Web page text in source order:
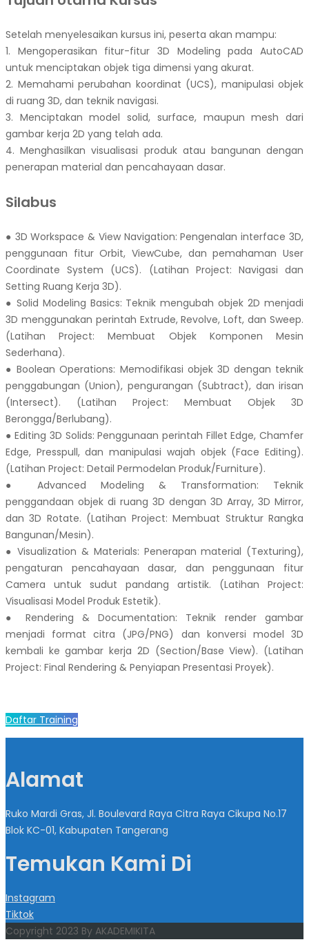
Setelah menyelesaikan kursus ini, peserta akan mampu:
1. Mengoperasikan fitur-fitur 3D Modeling pada AutoCAD
untuk menciptakan objek tiga dimensi yang akurat.
2. Memahami perubahan koordinat (UCS), manipulasi objek
di ruang 3D, dan teknik navigasi.
3. Menciptakan model solid, surface, maupun mesh dari
gambar kerja 2D yang telah ada.
4. Menghasilkan visualisasi produk atau bangunan dengan
penerapan material dan pencahayaan dasar.
Silabus
● 3D Workspace & View Navigation: Pengenalan interface 3D,
penggunaan fitur Orbit, ViewCube, dan pemahaman User
Coordinate System (UCS). (Latihan Project: Navigasi dan
Setting Ruang Kerja 3D).
● Solid Modeling Basics: Teknik mengubah objek 2D menjadi
3D menggunakan perintah Extrude, Revolve, Loft, dan Sweep.
(Latihan Project: Membuat Objek Komponen Mesin
Sederhana).
● Boolean Operations: Memodifikasi objek 3D dengan teknik
penggabungan (Union), pengurangan (Subtract), dan irisan
(Intersect). (Latihan Project: Membuat Objek 3D
Berongga/Berlubang).
● Editing 3D Solids: Penggunaan perintah Fillet Edge, Chamfer
Edge, Presspull, dan manipulasi wajah objek (Face Editing).
(Latihan Project: Detail Permodelan Produk/Furniture).
● Advanced Modeling & Transformation: Teknik
penggandaan objek di ruang 3D dengan 3D Array, 3D Mirror,
dan 3D Rotate. (Latihan Project: Membuat Struktur Rangka
Bangunan/Mesin).
● Visualization & Materials: Penerapan material (Texturing),
pengaturan pencahayaan dasar, dan penggunaan fitur
Camera untuk sudut pandang artistik. (Latihan Project:
Visualisasi Model Produk Estetik).
● Rendering & Documentation: Teknik render gambar
menjadi format citra (JPG/PNG) dan konversi model 3D
kembali ke gambar kerja 2D (Section/Base View). (Latihan
Project: Final Rendering & Penyiapan Presentasi Proyek).
Daftar Training
Alamat
Ruko Mardi Gras, Jl. Boulevard Raya Citra Raya Cikupa No.17
Blok KC-01, Kabupaten Tangerang
Temukan Kami Di
Instagram
Tiktok
Copyright 2023 By AKADEMIKITA